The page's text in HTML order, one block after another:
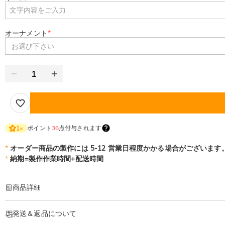
オーナメント*
お選び下さい
1× ポイント 36点付与されます
* オーダー商品の製作には 5-12 営業日程度かかる場合がございます。
* 納期=製作作業時間+配送時間
商品詳細
コンパクトで多機能！大容量ゴルフツール・アクセサリー収納ポーチ
発送＆返品について